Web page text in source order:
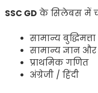
SSC GD के सिलेबस में
सामान्य
सामान्य ज्ञान
प्राथमिक गणित
अंग्रेजी / हिंदी